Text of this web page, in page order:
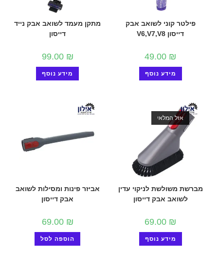
פילטר קוני לשואב אבק
דייסון V6,V7,V8
49.00 ₪
מידע נוסף
מתקן מעמד לשואב אבק נייד
דייסון
99.00 ₪
מידע נוסף
אזל המלאי
מברשת משולשת לניקוי עדין
לשואב אבק דייסון
69.00 ₪
מידע נוסף
אביזר פינות ומסילות לשואב
אבק דייסון
69.00 ₪
הוספה לסל